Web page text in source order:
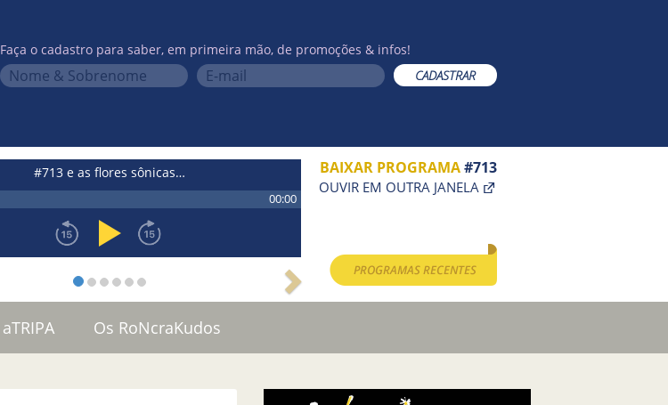
Faça o cadastro para saber, em primeira mão, de promoções & infos!
00:00
#713 e as flores sônicas… BAIXAR PROGRAMA#713
OUVIR EM OUTRA JANELA
aTRIPA Os RoNcraKudos